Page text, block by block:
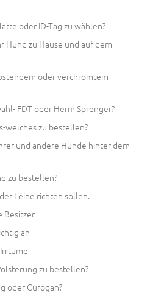
oder ID-Tag zu wählen?
Hund zu Hause und auf dem
oder verchromtem
FDT oder Herm Sprenger?
welches zu bestellen?
und andere Hunde hinter dem
zu bestellen?
Leine richten sollen.
Besitzer
an
zu bestellen?
oder Curogan?